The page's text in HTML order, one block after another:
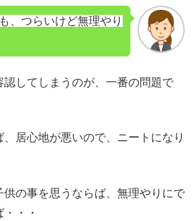
、つらいけど無理やり
認してしまうのが、一番の問題で
居心地が悪いので、ニートになり
供の事を思うならば、無理やりにで
・・